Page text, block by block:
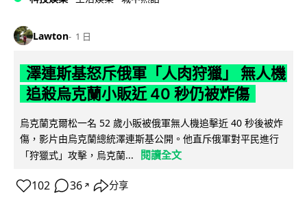
Lawton 1 日
澤連斯基怒斥俄軍「人肉狩獵」 無人機
追殺烏克蘭小販近 40 秒仍被炸傷
烏克蘭克爾松一名 52 歲小販被俄軍無人機追擊近 40 秒後被炸
傷，影片由烏克蘭總統澤連斯基公開。他直斥俄軍對平民進行
「狩獵式」攻擊，烏克蘭...
閱讀全文
102 36 ↗ 分享